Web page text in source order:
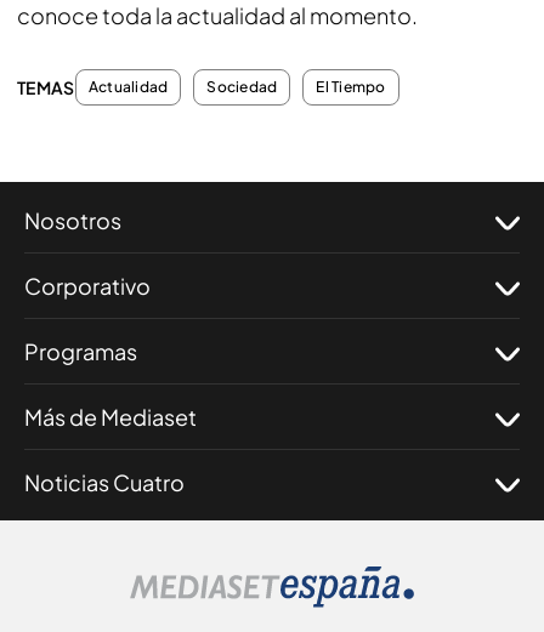
conoce toda la actualidad al momento.
TEMAS Actualidad Sociedad El Tiempo
Nosotros
Corporativo
Programas
Más de Mediaset
Noticias Cuatro